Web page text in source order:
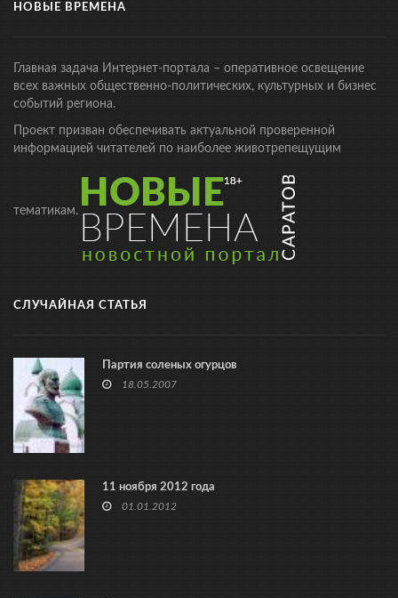
НОВЫЕ ВРЕМЕНА
Главная задача Интернет-портала – оперативное освещение
всех важных общественно-политических, культурных и бизнес
событий региона.
Проект призван обеспечивать актуальной проверенной
информацией читателей по наиболее животрепещущим
тематикам.
СЛУЧАЙНАЯ СТАТЬЯ
Партия соленых огурцов
18.05.2007
11 ноября 2012 года
01.01.2012